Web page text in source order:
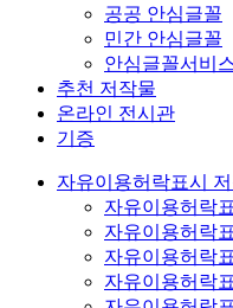
공공 안심글꼴
민간 안심글꼴
안심글꼴서비
추천 저작물
온라인 전시관
기증
자유이용허락표시
자유이용허락
자유이용허락
자유이용허락
자유이용허락